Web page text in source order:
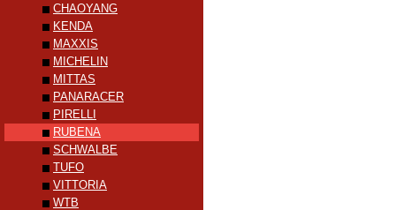
CHAOYANG
KENDA
MAXXIS
MICHELIN
MITTAS
PANARACER
PIRELLI
RUBENA
SCHWALBE
TUFO
VITTORIA
WTB